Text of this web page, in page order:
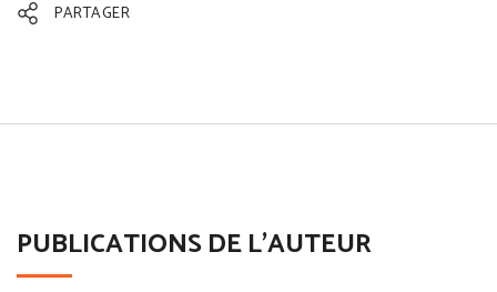
PARTAGER
PUBLICATIONS DE L'AUTEUR